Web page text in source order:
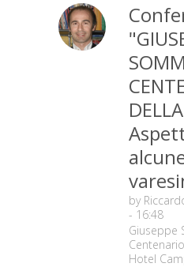
by
- 16:48
Giuseppe
Centenario
Hotel